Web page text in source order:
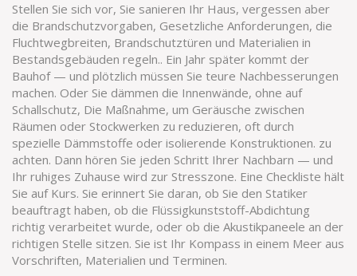
Stellen Sie sich vor, Sie sanieren Ihr Haus, vergessen aber
die Brandschutzvorgaben, Gesetzliche Anforderungen, die
Fluchtwegbreiten, Brandschutztüren und Materialien in
Bestandsgebäuden regeln.. Ein Jahr später kommt der
Bauhof — und plötzlich müssen Sie teure Nachbesserungen
machen. Oder Sie dämmen die Innenwände, ohne auf
Schallschutz, Die Maßnahme, um Geräusche zwischen
Räumen oder Stockwerken zu reduzieren, oft durch
spezielle Dämmstoffe oder isolierende Konstruktionen. zu
achten. Dann hören Sie jeden Schritt Ihrer Nachbarn — und
Ihr ruhiges Zuhause wird zur Stresszone. Eine Checkliste hält
Sie auf Kurs. Sie erinnert Sie daran, ob Sie den Statiker
beauftragt haben, ob die Flüssigkunststoff-Abdichtung
richtig verarbeitet wurde, oder ob die Akustikpaneele an der
richtigen Stelle sitzen. Sie ist Ihr Kompass in einem Meer aus
Vorschriften, Materialien und Terminen.